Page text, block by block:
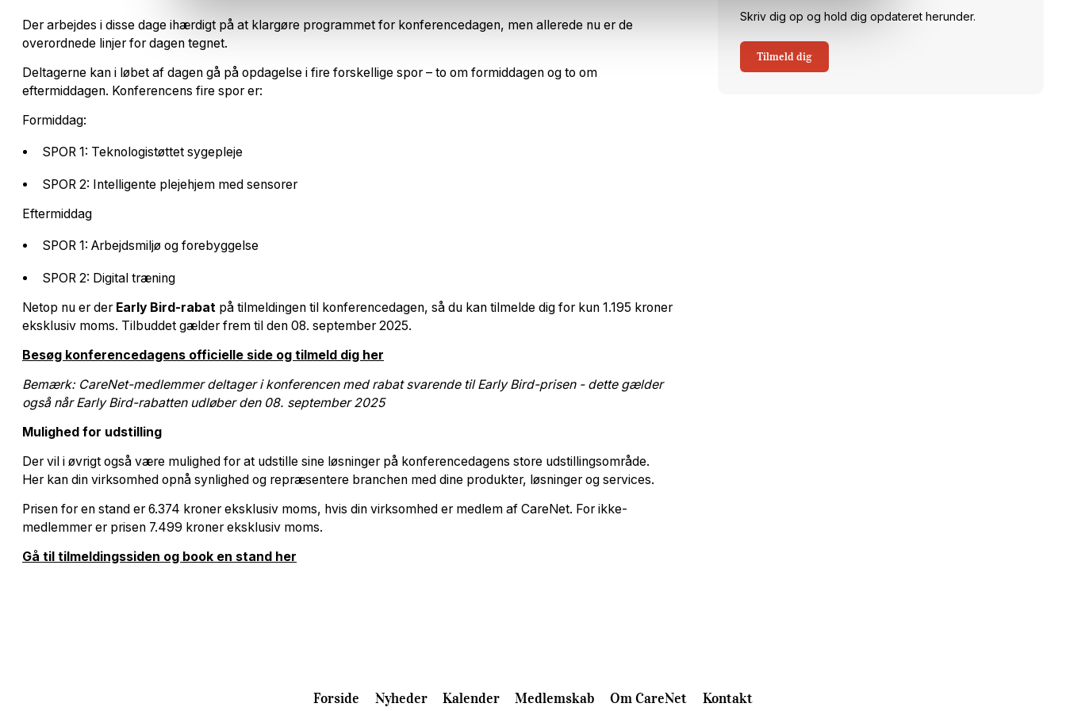
Der arbejdes i disse dage ihærdigt på at klargøre programmet for konferencedagen, men allerede nu er de
overordnede linjer for dagen tegnet.
Deltagerne kan i løbet af dagen gå på opdagelse i fire forskellige spor – to om formiddagen og to om
eftermiddagen. Konferencens fire spor er:
Formiddag:
SPOR 1: Teknologistøttet sygepleje
SPOR 2: Intelligente plejehjem med sensorer
Eftermiddag
SPOR 1: Arbejdsmiljø og forebyggelse
SPOR 2: Digital træning
Netop nu er der Early Bird-rabat på tilmeldingen til konferencedagen, så du kan tilmelde dig for kun 1.195 kroner
eksklusiv moms. Tilbuddet gælder frem til den 08. september 2025.
Besøg konferencedagens officielle side og tilmeld dig her
Bemærk: CareNet-medlemmer deltager i konferencen med rabat svarende til Early Bird-prisen - dette gælder
også når Early Bird-rabatten udløber den 08. september 2025
Mulighed for udstilling
Der vil i øvrigt også være mulighed for at udstille sine løsninger på konferencedagens store udstillingsområde.
Her kan din virksomhed opnå synlighed og repræsentere branchen med dine produkter, løsninger og services.
Prisen for en stand er 6.374 kroner eksklusiv moms, hvis din virksomhed er medlem af CareNet. For ikke-
medlemmer er prisen 7.499 kroner eksklusiv moms.
Gå til tilmeldingssiden og book en stand her
Skriv dig op og hold dig opdateret herunder.
Tilmeld dig
Forside Nyheder Kalender Medlemskab Om CareNet Kontakt